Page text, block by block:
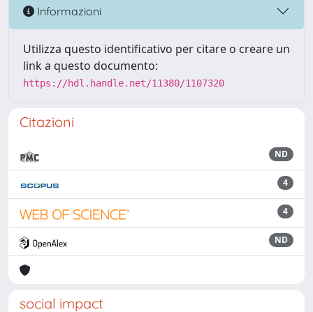
Informazioni
Utilizza questo identificativo per citare o creare un
link a questo documento:
https://hdl.handle.net/11380/1107320
Citazioni
ND
4
4
ND
social impact